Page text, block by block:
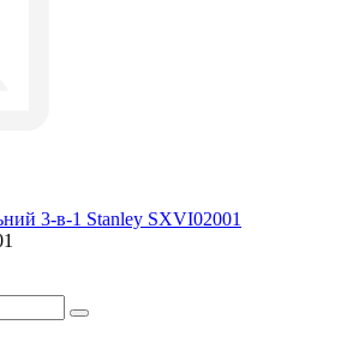
3-в-1 Stanley SXVI02001